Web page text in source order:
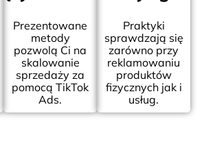
Prezentowane
metody
pozwolą Ci na
skalowanie
sprzedaży za
pomocą TikTok
Ads.
Praktyki
sprawdzają się
zarówno przy
reklamowaniu
produktów
fizycznych jak i
usług.